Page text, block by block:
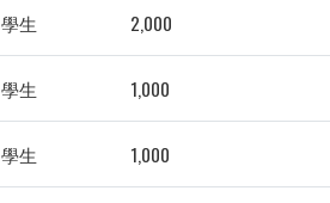
學生 2,000
學生 1,000
學生 1,000